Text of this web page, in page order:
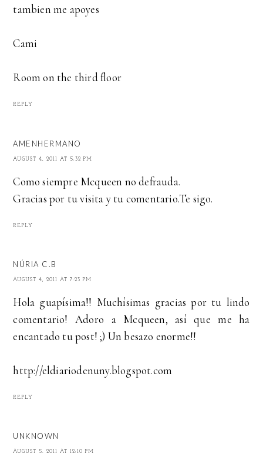
tambien me apoyes
Cami
Room on the third floor
REPLY
AMENHERMANO
AUGUST 4, 2011 AT 5:32 PM
Como siempre Mcqueen no defrauda.
Gracias por tu visita y tu comentario.Te sigo.
REPLY
NÚRIA C.B
AUGUST 4, 2011 AT 7:23 PM
Hola guapísima!! Muchísimas gracias por tu lindo
comentario! Adoro a Mcqueen, así que me ha
encantado tu post! ;) Un besazo enorme!!
http://eldiariodenuny.blogspot.com
REPLY
UNKNOWN
AUGUST 5, 2011 AT 12:10 PM